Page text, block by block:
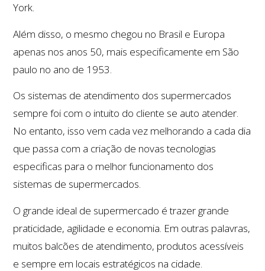
York.
Além disso, o mesmo chegou no Brasil e Europa
apenas nos anos 50, mais especificamente em São
paulo no ano de 1953.
Os sistemas de atendimento dos supermercados
sempre foi com o intuito do cliente se auto atender.
No entanto, isso vem cada vez melhorando a cada dia
que passa com a criação de novas tecnologias
especificas para o melhor funcionamento dos
sistemas de supermercados.
O grande ideal de supermercado é trazer grande
praticidade, agilidade e economia. Em outras palavras,
muitos balcões de atendimento, produtos acessíveis
e sempre em locais estratégicos na cidade.